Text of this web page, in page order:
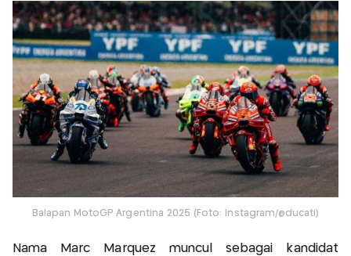
Balapan MotoGP Argentina 2025 (Foto: Instagram/@ducati)
Nama Marc Marquez muncul sebagai kandidat